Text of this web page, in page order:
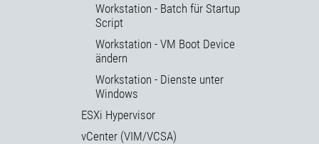
Workstation - Batch für Startup
Script
Workstation - VM Boot Device
ändern
Workstation - Dienste unter
Windows
ESXi Hypervisor
vCenter (VIM/VCSA)